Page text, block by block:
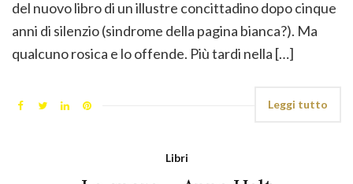
del nuovo libro di un illustre concittadino dopo cinque
anni di silenzio (sindrome della pagina bianca?). Ma
qualcuno rosica e lo offende. Più tardi nella […]
Leggi tutto
Libri